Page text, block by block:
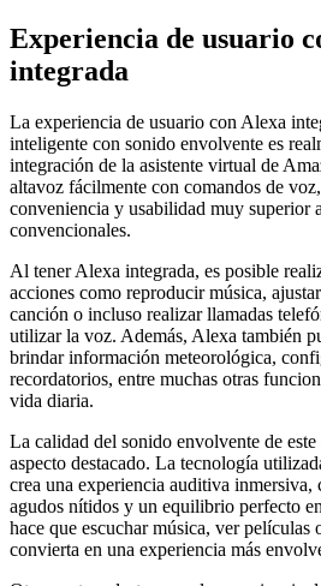
Experiencia de usuario
integrada
La experiencia de usuario con Alexa
inteligente con sonido envolvente es
integración de la asistente virtual de
altavoz fácilmente con comandos de
conveniencia y usabilidad muy superior
convencionales.
Al tener Alexa integrada, es posible
acciones como reproducir música,
canción o incluso realizar llamadas
utilizar la voz. Además, Alexa también
brindar información meteorológica,
recordatorios, entre muchas otras
vida diaria.
La calidad del sonido envolvente de
aspecto destacado. La tecnología
crea una experiencia auditiva inmersiva,
agudos nítidos y un equilibrio perfecto
hace que escuchar música, ver películas
convierta en una experiencia más